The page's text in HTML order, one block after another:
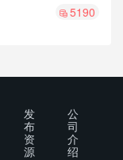
5190
发
布
资
源
公
司
介
绍